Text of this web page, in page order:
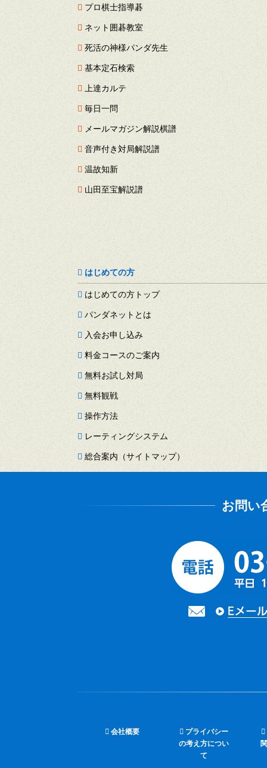
プロ棋士指導碁
ネット囲碁教室
死活の神様パンダ先生
基本定石検索
上達カルテ
毎日一問
メールマガジン解説棋譜
音声付き対局解説譜
温故知新
山田至宝解説譜
はじめての方
はじめての方トップ
パンダネットとは
入会お申し込み
料金コースのご案内
無料お試し対局
無料観戦
操作方法
レーティングシステム
総合案内（サイトマップ）
会社概要
プライバシー
の考え方につい
て